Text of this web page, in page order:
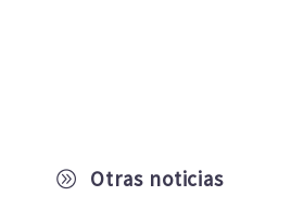
A Otras noticias